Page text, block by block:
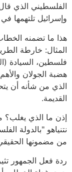
الفلسطيني الذي
وإسرائيل تلتهمها في
هذا ما تضمنه
المثال: خارطة
فلسطين، السيادة
هضبة الجولان
الذي من شأنه أن
القديمة.
إذن ما الذي يغلب؟
نتنياهو "بالدولة
من مضمونها
ردة فعل الجمهور